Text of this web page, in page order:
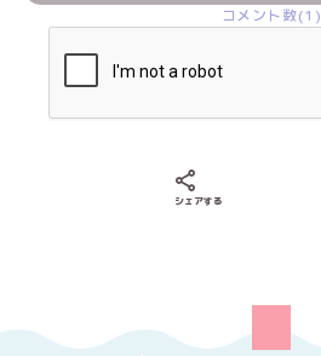
コメント数(1)
シェアする